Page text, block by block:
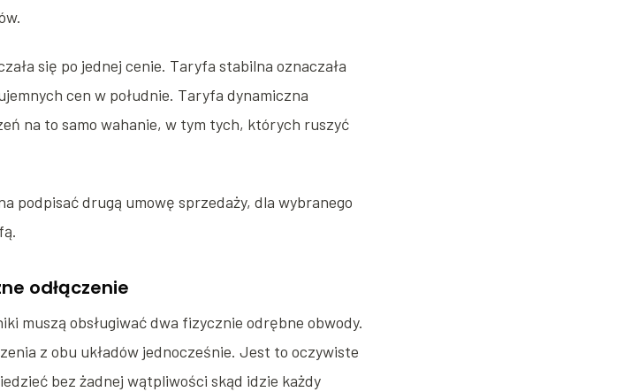
się po jednej cenie. Taryfa stabilna oznaczała
cen w południe. Taryfa dynamiczna
na to samo wahanie, w tym tych, których ruszyć
podpisać drugą umowę sprzedaży, dla wybranego
odłączenie
muszą obsługiwać dwa fizycznie odrębne obwody.
z obu układów jednocześnie. Jest to oczywiste
bez żadnej wątpliwości skąd idzie każdy